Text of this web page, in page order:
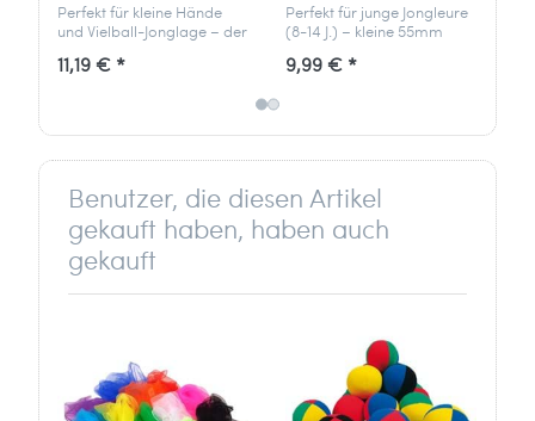
Perfekt für kleine Hände
und Vielball-Jonglage – der
50mm 60g liegt sicher in
11,19 € *
Perfekt für junge Jongleure
(8-14 J.) – kleine 55mm
und präzises Jonglieren.
9,99 € *
Benutzer, die diesen Artikel
gekauft haben, haben auch
gekauft